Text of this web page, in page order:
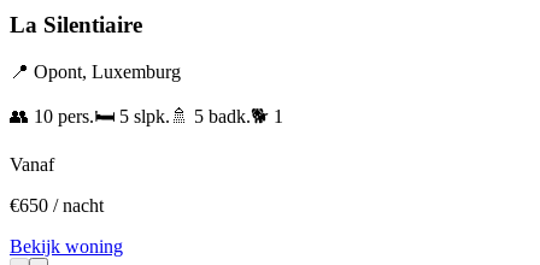
La Silentiaire
📍 Opont, Luxemburg
👥 10 pers.🛏️ 5 slpk. 🚿 5 badk.🐕 1
Vanaf
€650 / nacht
Bekijk woning